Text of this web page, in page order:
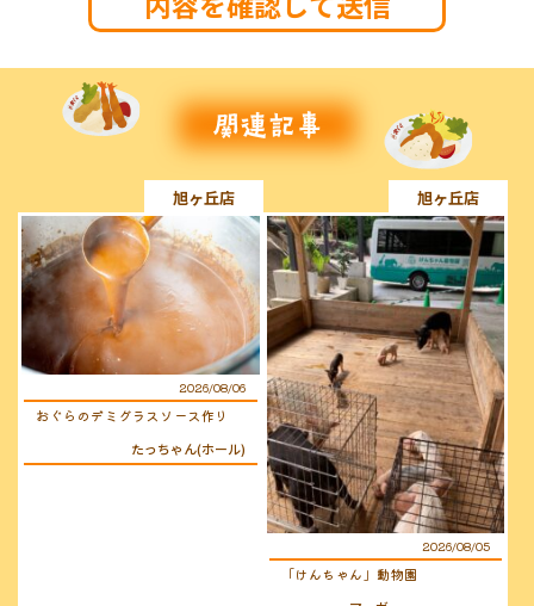
旭ヶ丘店
2026/08/06
おぐらのデミグラスソース作り
たっちゃん(ホール)
旭ヶ丘店
2026/08/05
「けんちゃん」動物園